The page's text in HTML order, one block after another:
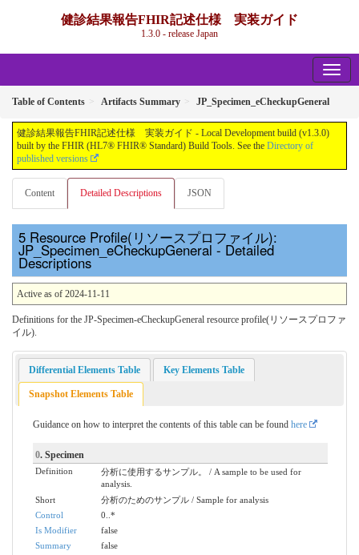
健診結果報告FHIR記述仕様 実装ガイド
1.3.0 - release Japan
Table of Contents Artifacts Summary JP_Specimen_eCheckupGeneral
健診結果報告FHIR記述仕様 実装ガイド - Local Development build (v1.3.0)
built by the FHIR (HL7® FHIR® Standard) Build Tools. See the Directory of
published versions
Content Detailed Descriptions JSON
Resource Profile(リソースプロファイル):
JP_Specimen_eCheckupGeneral - Detailed
Descriptions
Active as of 2024-11-11
Definitions for the JP-Specimen-eCheckupGeneral resource profile(リソースプロファ
イル).
Differential Elements Table Key Elements Table
Snapshot Elements Table
Guidance on how to interpret the contents of this table can be found here
0. Specimen
Definition
分析に使用するサンプル。 / A sample to be used for
analysis.
Short
分析のためのサンプル / Sample for analysis
Control
0..*
Is Modifier
false
Summary
false